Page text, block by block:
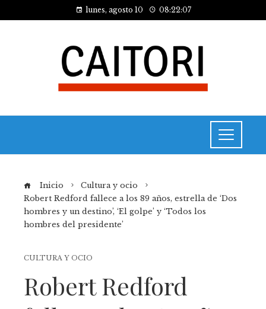
lunes, agosto 10 08:22:07
Inicio
Cultura y ocio
Robert Redford fallece a los 89 años, estrella de ‘Dos
hombres y un destino’, ‘El golpe’ y ‘Todos los
hombres del presidente’
CULTURA Y OCIO
Robert Redford